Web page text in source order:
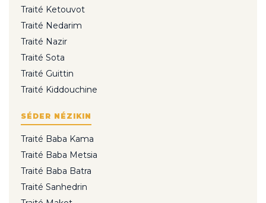
Traité Ketouvot
Traité Nedarim
Traité Nazir
Traité Sota
Traité Guittin
Traité Kiddouchine
SÉDER NÉZIKIN
Traité Baba Kama
Traité Baba Metsia
Traité Baba Batra
Traité Sanhedrin